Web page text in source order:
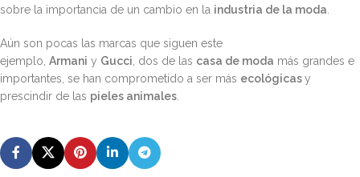
sobre la importancia de un cambio en la industria de la moda.
Aún son pocas las marcas que siguen este
ejemplo, Armani y Gucci, dos de las casa de moda más grandes e
importantes, se han comprometido a ser más ecológicasy
prescindir de las pieles animales.